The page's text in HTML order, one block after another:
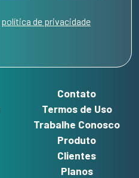
política de privacidade
Contato
Termos de Uso
Trabalhe Conosco
Produto
Clientes
Planos